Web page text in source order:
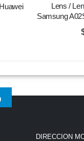
Lens /
Samsung
DIRECCION